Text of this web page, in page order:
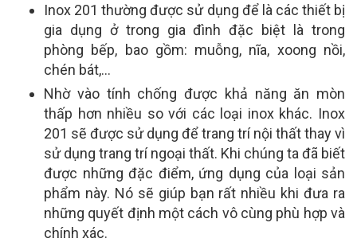
Inox 201 thường được sử dụng để là các thiết bị
gia dụng ở trong gia đình đặc biệt là trong
phòng bếp, bao gồm: muỗng, nĩa, xoong nồi,
chén bát,…
Nhờ vào tính chống được khả năng ăn mòn
thấp hơn nhiều so với các loại inox khác. Inox
201 sẽ được sử dụng để trang trí nội thất thay vì
sử dụng trang trí ngoại thất. Khi chúng ta đã biết
được những đặc điểm, ứng dụng của loại sản
phẩm này. Nó sẽ giúp bạn rất nhiều khi đưa ra
những quyết định một cách vô cùng phù hợp và
chính xác.